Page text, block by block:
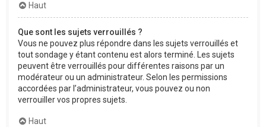
Haut
Que sont les sujets verrouillés ?
Vous ne pouvez plus répondre dans les sujets verrouillés et
tout sondage y étant contenu est alors terminé. Les sujets
peuvent être verrouillés pour différentes raisons par un
modérateur ou un administrateur. Selon les permissions
accordées par l’administrateur, vous pouvez ou non
verrouiller vos propres sujets.
Haut